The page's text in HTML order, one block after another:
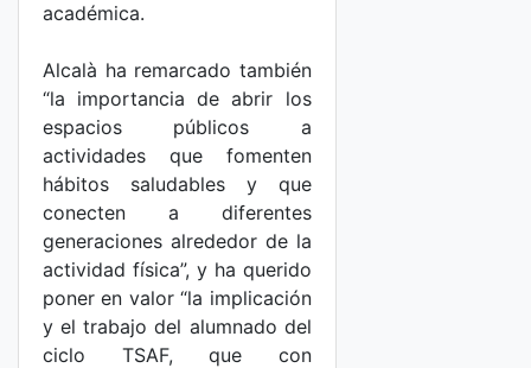
académica.
Alcalà ha remarcado también
“la importancia de abrir los
espacios públicos a
actividades que fomenten
hábitos saludables y que
conecten a diferentes
generaciones alrededor de la
actividad física”, y ha querido
poner en valor “la implicación
y el trabajo del alumnado del
ciclo TSAF, que con